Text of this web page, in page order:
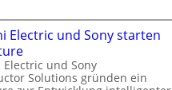
Electric und Sony starten
und Sony
Solutions gründen ein